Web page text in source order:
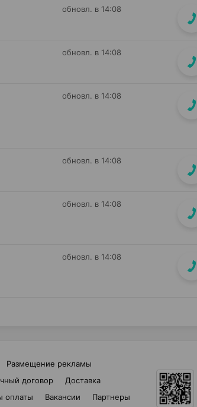
обновл. в 14:08
обновл. в 14:08
обновл. в 14:08
обновл. в 14:08
обновл. в 14:08
обновл. в 14:08
Размещение рекламы
договор
Доставка
оплаты Вакансии Партнеры